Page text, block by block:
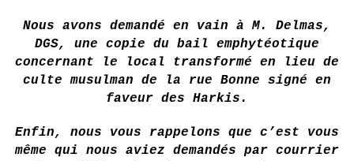
Nous avons demandé en vain à M. Delmas,
DGS, une copie du bail emphytéotique
concernant le local transformé en lieu de
culte musulman de la rue Bonne signé en
faveur des Harkis.
Enfin, nous vous rappelons que c’est vous
même qui nous aviez demandés par courrier